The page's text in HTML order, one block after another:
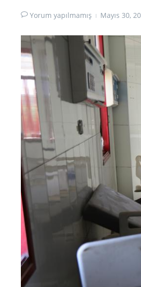
Yorum yapılmamış Mayıs 30,